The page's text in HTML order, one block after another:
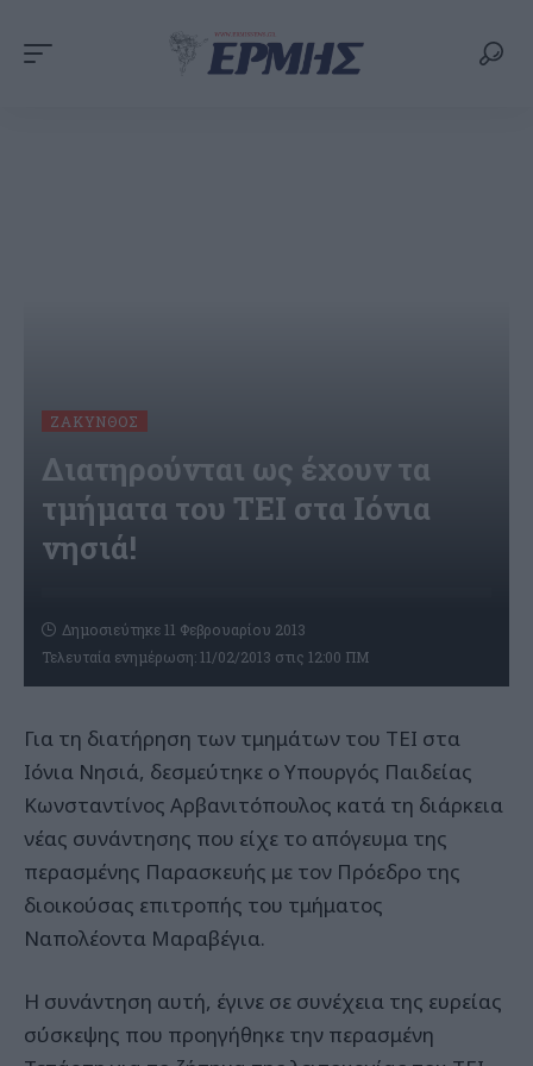
ΖΆΚΥΝΘΟΣ
Διατηρούνται ως έχουν τα
τμήματα του ΤΕΙ στα Ιόνια
νησιά!
Τελευταία ενημέρωση: 11/02/2013 στις 12:00 ΠΜ
Δημοσιεύτηκε 11 Φεβρουαρίου 2013
Για τη διατήρηση των τμημάτων του ΤΕΙ στα
Ιόνια Νησιά, δεσμεύτηκε ο Υπουργός Παιδείας
Κωνσταντίνος Αρβανιτόπουλος κατά τη διάρκεια
νέας συνάντησης που είχε το απόγευμα της
περασμένης Παρασκευής με τον Πρόεδρο της
διοικούσας επιτροπής του τμήματος
Ναπολέοντα Μαραβέγια.
Η συνάντηση αυτή, έγινε σε συνέχεια της ευρείας
σύσκεψης που προηγήθηκε την περασμένη